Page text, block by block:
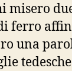
misero
ferro
una